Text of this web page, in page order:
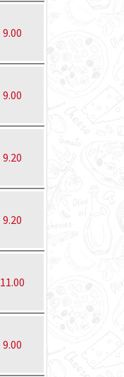
9.00
9.00
9.20
9.20
11.00
9.00